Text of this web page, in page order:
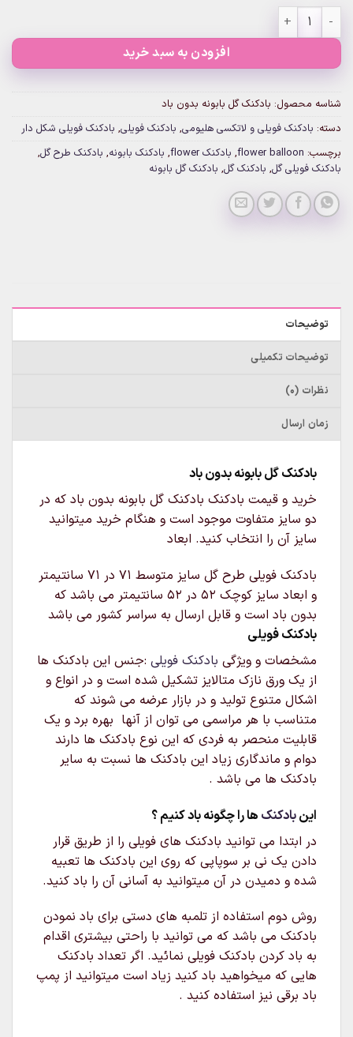
بادکنک گل بابونه بدون باد عدد
افزودن به سبد خرید
شناسه محصول: بادکنک گل بابونه بدون باد
دسته: بادکنک فویلی و لاتکسی هلیومی, بادکنک فویلی, بادکنک فویلی شکل دار
برچسب: flower balloon
, بادکنک flower , بادکنک بابونه, بادکنک طرح گل,
بادکنک فویلی گل, بادکنک گل, بادکنک گل بابونه
توضیحات
توضیحات تکمیلی
نظرات (0)
زمان ارسال
بادکنک گل بابونه بدون باد
خرید و قیمت بادکنک بادکنک گل بابونه بدون باد که در
دو سایز متفاوت موجود است و هنگام خرید میتوانید
سایز آن را انتخاب کنید. ابعاد
بادکنک فویلی طرح گل
سایز متوسط 71 در 71 سانتیمتر
و ابعاد سایز کوچک 52 در 52 سانتیمتر می باشد که
بدون باد است و قابل ارسال به سراسر کشور می باشد
بادکنک فویلی
مشخصات و ویژگی بادکنک فویلی :جنس این بادکنک ها
از یک ورق نازک متالایز تشکیل شده است و در انواع و
اشکال متنوع تولید و در بازار عرضه می شوند که
متناسب با هر مراسمی می توان از آنها بهره برد و یک
قابلیت منحصر به فردی که این نوع بادکنک ها دارند
دوام و ماندگاری زیاد این بادکنک ها نسبت به سایر
بادکنک ها می باشد .
اینبادکنک ها را چگونه باد کنیم ؟
در ابتدا می توانید بادکنک های فویلی را از طریق قرار
دادن یک نی بر سوپاپی که روی این بادکنک ها تعبیه
شده و دمیدن در آن میتوانید به آسانی آن را باد کنید.
روش دوم استفاده از تلمبه های دستی برای باد نمودن
بادکنک می باشد که می توانید با راحتی بیشتری اقدام
به باد کردن بادکنک فویلی نمائید. اگر تعداد بادکنک
هایی که میخواهید باد کنید زیاد است میتوانید از پمپ
باد برقی نیز استفاده کنید .